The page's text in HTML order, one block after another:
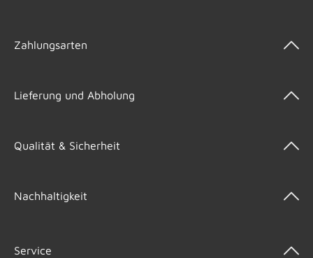
Zahlungsarten
Lieferung und Abholung
Qualität & Sicherheit
Nachhaltigkeit
Service